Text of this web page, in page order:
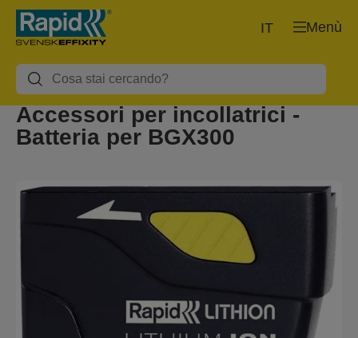
Menù
IT
Accessori per incollatrici -
Batteria per BGX300